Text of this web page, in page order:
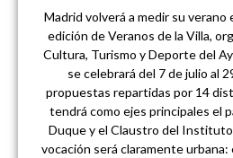
Madrid volverá a medir su verano
edición de Veranos de la Villa,
Cultura, Turismo y Deporte del
se celebrará del 7 de julio al
propuestas repartidas por 14
tendrá como ejes principales el
Duque y el Claustro del
vocación será claramente